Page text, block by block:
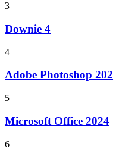
3
Downie 4
4
Adobe Photoshop
5
Microsoft Office 2024
6